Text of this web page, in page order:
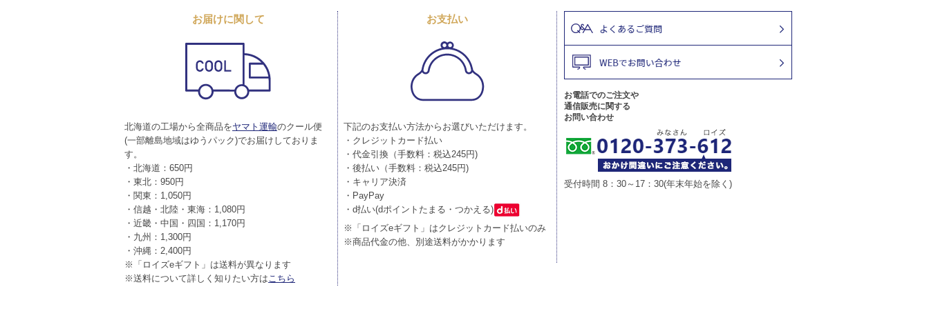
お届けに関して
北海道の工場から全商品をヤマト運輸のクール便
(一部離島地域はゆうパック)でお届けしておりま
す。
・北海道：650円
・東北：950円
・関東：1,050円
・信越・北陸・東海：1,080円
・近畿・中国・四国：1,170円
・九州：1,300円
・沖縄：2,400円
※「ロイズeギフト」は送料が異なります
※送料について詳しく知りたい方はこちら
お支払い
下記のお支払い方法からお選びいただけます。
・クレジットカード払い
・代金引換（手数料：税込245円)
・後払い（手数料：税込245円)
・キャリア決済
・PayPay
・d払い(dポイントたまる・つかえる)
※「ロイズeギフト」はクレジットカード払いのみ
※商品代金の他、別途送料がかかります
お電話でのご注文や
通信販売に関する
お問い合わせ
受付時間 8：30～17：30(年末年始を除く)